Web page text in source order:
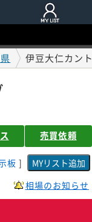
伊豆大仁カン
売買依頼
板 ]
相場のお知らせ